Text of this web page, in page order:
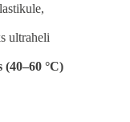
ultraheli
°C)